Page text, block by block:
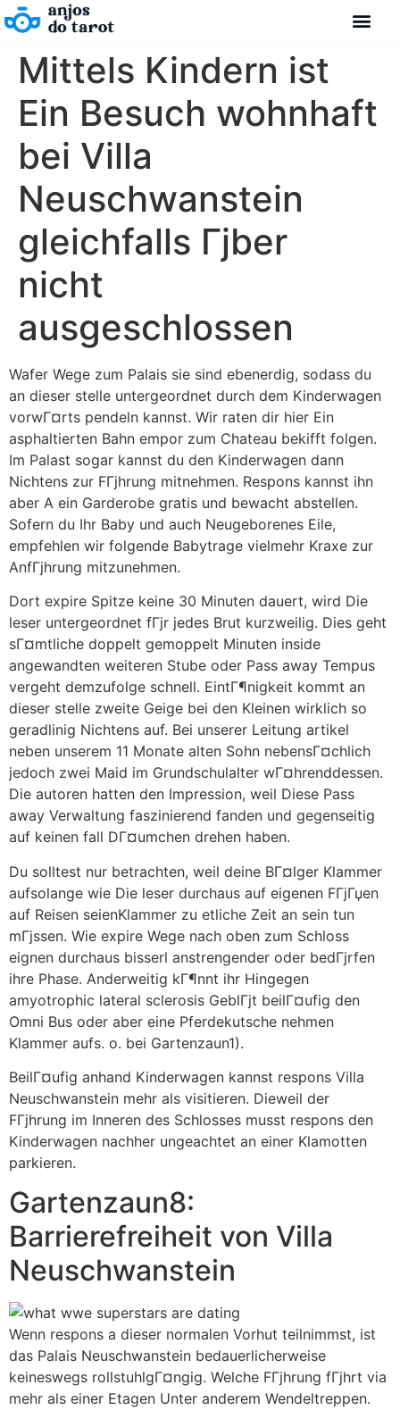
Mittels Kindern ist
Ein Besuch wohnhaft
bei Villa
Neuschwanstein
gleichfalls Гјber
nicht
ausgeschlossen
Wafer Wege zum Palais sie sind ebenerdig, sodass du
an dieser stelle untergeordnet durch dem Kinderwagen
vorwГ¤rts pendeln kannst. Wir raten dir hier Ein
asphaltierten Bahn empor zum Chateau bekifft folgen.
Im Palast sogar kannst du den Kinderwagen dann
Nichtens zur FГјhrung mitnehmen. Respons kannst ihn
aber A ein Garderobe gratis und bewacht abstellen.
Sofern du Ihr Baby und auch Neugeborenes Eile,
empfehlen wir folgende Babytrage vielmehr Kraxe zur
AnfГјhrung mitzunehmen.
Dort expire Spitze keine 30 Minuten dauert, wird Die
leser untergeordnet fГјr jedes Brut kurzweilig. Dies geht
sГ¤mtliche doppelt gemoppelt Minuten inside
angewandten weiteren Stube oder Pass away Tempus
vergeht demzufolge schnell. EintГ¶nigkeit kommt an
dieser stelle zweite Geige bei den Kleinen wirklich so
geradlinig Nichtens auf. Bei unserer Leitung artikel
neben unserem 11 Monate alten Sohn nebensГ¤chlich
jedoch zwei Maid im Grundschulalter wГ¤hrenddessen.
Die autoren hatten den Impression, weil Diese Pass
away Verwaltung faszinierend fanden und gegenseitig
auf keinen fall DГ¤umchen drehen haben.
Du solltest nur betrachten, weil deine BГ¤lger Klammer
aufsolange wie Die leser durchaus auf eigenen FГјГџen
auf Reisen seienKlammer zu etliche Zeit an sein tun
mГјssen. Wie expire Wege nach oben zum Schloss
eignen durchaus bisserl anstrengender oder bedГјrfen
ihre Phase. Anderweitig kГ¶nnt ihr Hingegen
amyotrophic lateral sclerosis GeblГјt beilГ¤ufig den
Omni Bus oder aber eine Pferdekutsche nehmen
Klammer aufs. o. bei Gartenzaun1).
BeilГ¤ufig anhand Kinderwagen kannst respons Villa
Neuschwanstein mehr als visitieren. Dieweil der
FГјhrung im Inneren des Schlosses musst respons den
Kinderwagen nachher ungeachtet an einer Klamotten
parkieren.
Gartenzaun8:
Barrierefreiheit von Villa
Neuschwanstein
Wenn respons a dieser normalen Vorhut teilnimmst, ist
das Palais Neuschwanstein bedauerlicherweise
keineswegs rollstuhlgГ¤ngig. Welche FГјhrung fГјhrt via
mehr als einer Etagen Unter anderem Wendeltreppen.